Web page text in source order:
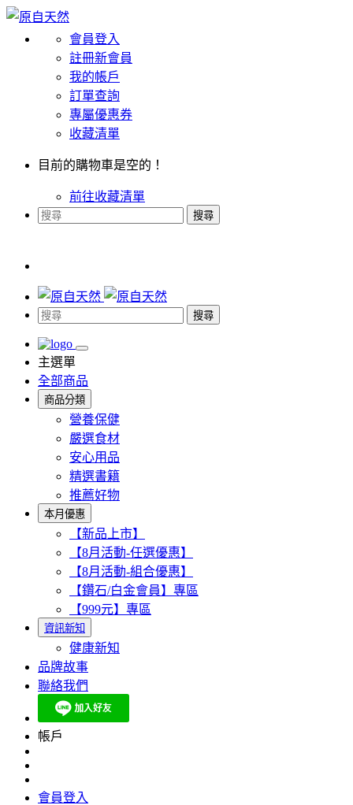
會員登入
註冊新會員
我的帳戶
訂單查詢
專屬優惠券
收藏清單
目前的購物車是空的！
前往收藏清單
搜尋
搜尋
主選單
全部商品
商品分類
營養保健
嚴選食材
安心用品
精選書籍
推薦好物
本月優惠
【新品上市】
【8月活動-任選優惠】
【8月活動-組合優惠】
【鑽石/白金會員】專區
【999元】專區
資訊新知
健康新知
品牌故事
聯絡我們
帳戶
會員登入